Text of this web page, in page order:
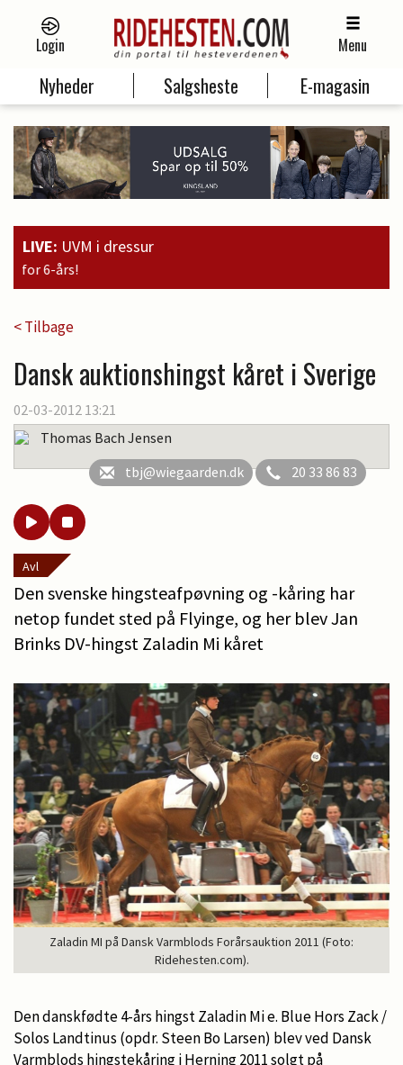
Login Menu
Nyheder Salgsheste E-magasin
LIVE: UVM i dressur
< Tilbage
Dansk auktionshingst kåret i Sverige
02-03-2012 13:21
Thomas Bach Jensen
tbj@wiegaarden.dk
20 33 86 83
Avl
Den svenske hingsteafpøvning og -kåring har
netop fundet sted på Flyinge, og her blev Jan
Brinks DV-hingst Zaladin Mi kåret
Zaladin MI på Dansk Varmblods Forårsauktion 2011 (Foto:
Ridehesten.com).
Den danskfødte 4-års hingst Zaladin Mi e. Blue Hors Zack /
Solos Landtinus (opdr. Steen Bo Larsen) blev ved Dansk
Varmblods hingstekåring i Herning 2011 solgt på